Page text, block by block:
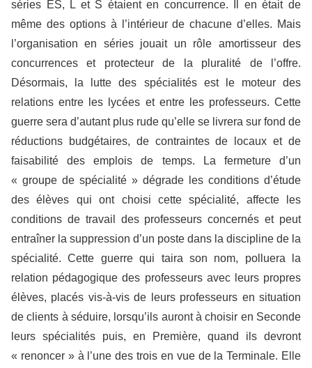
séries ES, L et S étaient en concurrence. Il en était de
même des options à l’intérieur de chacune d’elles. Mais
l’organisation en séries jouait un rôle amortisseur des
concurrences et protecteur de la pluralité de l’offre.
Désormais, la lutte des spécialités est le moteur des
relations entre les lycées et entre les professeurs. Cette
guerre sera d’autant plus rude qu’elle se livrera sur fond de
réductions budgétaires, de contraintes de locaux et de
faisabilité des emplois de temps. La fermeture d’un
« groupe de spécialité » dégrade les conditions d’étude
des élèves qui ont choisi cette spécialité, affecte les
conditions de travail des professeurs concernés et peut
entraîner la suppression d’un poste dans la discipline de la
spécialité. Cette guerre qui taira son nom, polluera la
relation pédagogique des professeurs avec leurs propres
élèves, placés vis-à-vis de leurs professeurs en situation
de clients à séduire, lorsqu’ils auront à choisir en Seconde
leurs spécialités puis, en Première, quand ils devront
« renoncer » à l’une des trois en vue de la Terminale. Elle